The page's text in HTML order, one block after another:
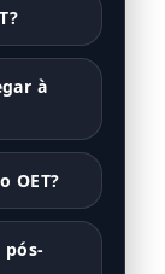
à
OET?
pós-